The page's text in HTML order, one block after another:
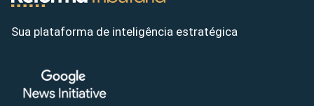
Sua plataforma de inteligência estratégica